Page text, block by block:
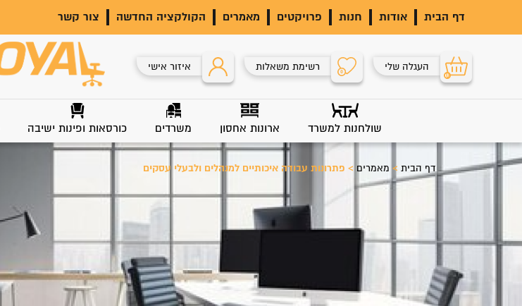
דף הבית אודות חנות פרויקטים מאמרים הקולקציה החדשה צור קשר
0
העגלה שלי 0 רשימת משאלות איזור אישי
שולחנות למשרד ארונות אחסון משרדים כורסאות ופינות ישיבה
דף הבית> מאמרים > פתרונות עבודה איכותיים למנהלים ולבעלי עסקים